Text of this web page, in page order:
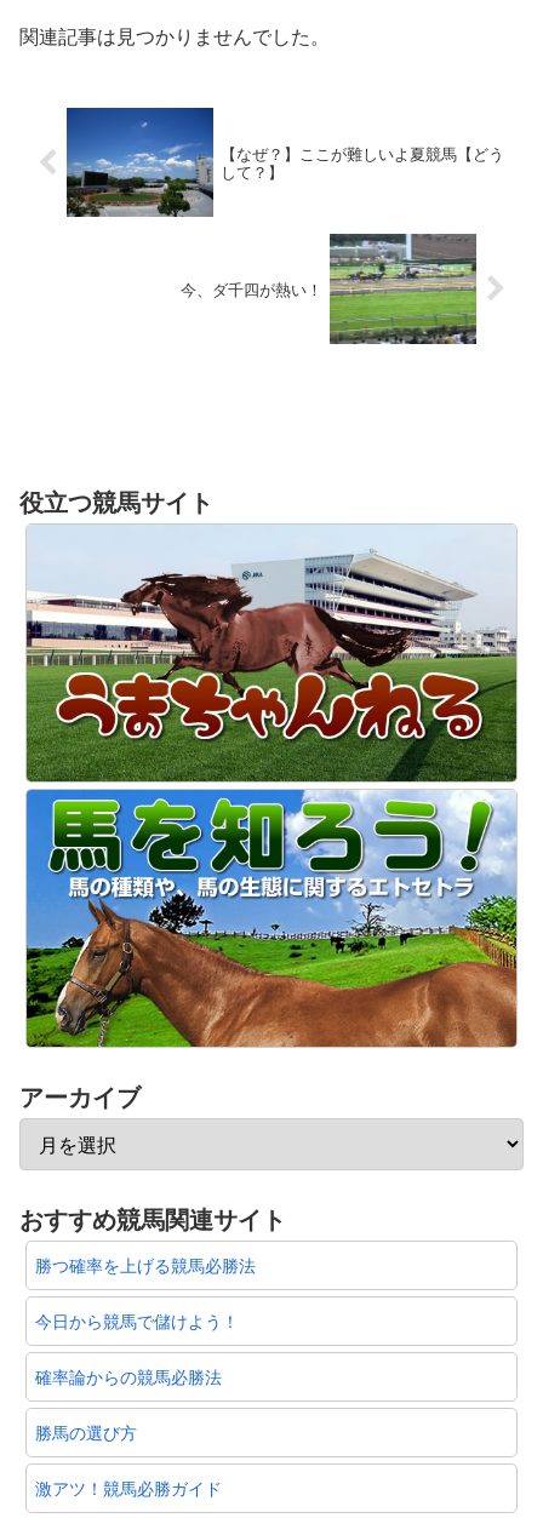
関連記事は見つかりませんでした。
【なぜ？】ここが難しいよ夏競馬【どう
して？】
今、ダ千四が熱い！
役立つ競馬サイト
アーカイブ
おすすめ競馬関連サイト
勝つ確率を上げる競馬必勝法
今日から競馬で儲けよう！
確率論からの競馬必勝法
勝馬の選び方
激アツ！競馬必勝ガイド